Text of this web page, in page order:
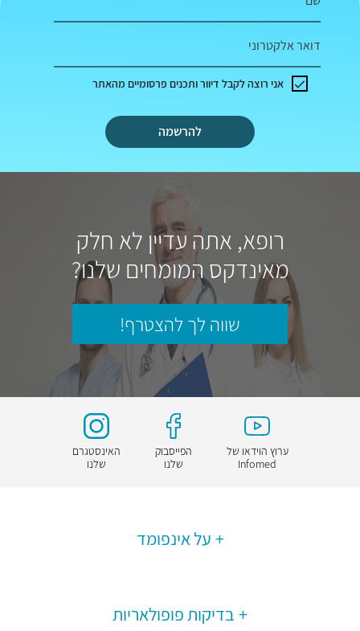
דואר אלקטרוני
להרשמה
אני רוצה לקבל דיוור ותכנים פרסומיים מהאתר
רופא, אתה עדיין לא חלק
מאינדקס המומחים שלנו?
שווה לך להצטרף!
ערוץ הוידאו של
Infomed
הפייסבוק
שלנו
האינסטגרם
שלנו
על אינפומד
בדיקות פופולאריות